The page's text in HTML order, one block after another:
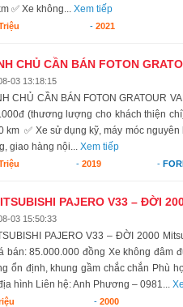
✅ Xe không...Xem tiếp
- 2021
CHỦ CẦN BÁN FOTON
03 13:18:15
CHỦ CẦN BÁN FOTON GRATOUR
(thương lượng cho khách thiện
km ✅ Xe sử dụng kỹ, máy móc
giao hàng nội...Xem tiếp
- 2019 -
PAJERO V33 – ĐỜI
03 15:50:33
PAJERO V33 – ĐỜI 2000
bán: 85.000.000 đồng Xe không đâm
ổn định, khung gầm chắc chắn Phù
hình Liên hệ: Anh Phương – 0981...
-2000